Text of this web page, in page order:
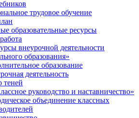
трудовое обучение
образовательные ресурсы
внеурочной деятельности
образования»
образование
деятельность
теней
руководство и наставничество»
объединение классных